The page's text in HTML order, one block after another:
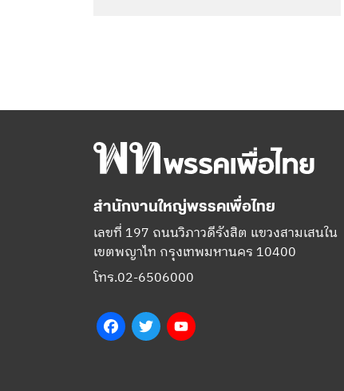
สำนักงานใหญ่พรรคเพื่อไทย
เลขที่ 197 ถนนวิภาวดีรังสิต แขวงสามเสนใน
เขตพญาไท กรุงเทพมหานคร 10400
โทร.02-6506000
FacebookTwitter